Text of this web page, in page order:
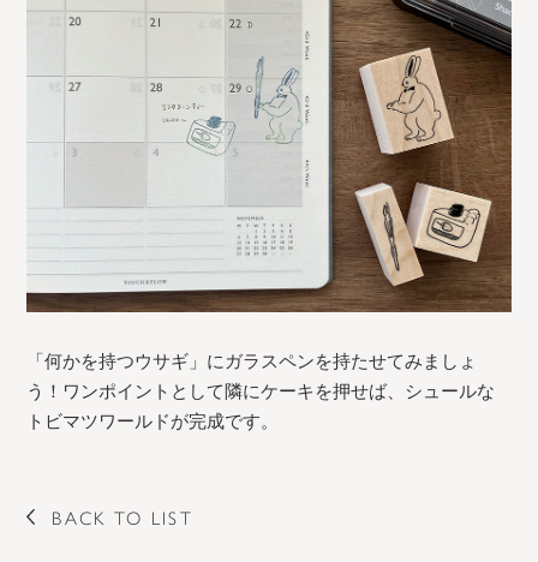
「何かを持つウサギ」にガラスペンを持たせてみましょ
う！ワンポイントとして隣にケーキを押せば、シュールな
トビマツワールドが完成です。
BACK TO LIST